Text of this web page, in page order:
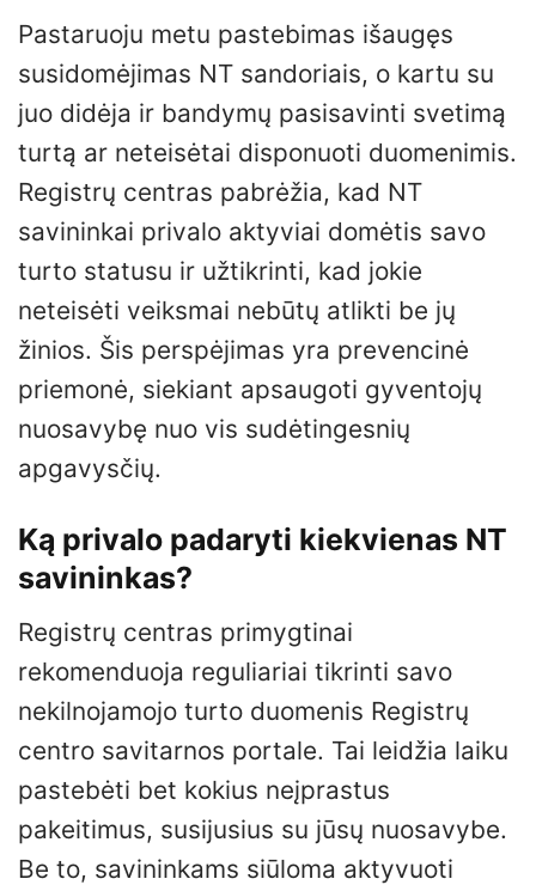
Pastaruoju metu pastebimas išaugęs
susidomėjimas NT sandoriais, o kartu su
juo didėja ir bandymų pasisavinti svetimą
turtą ar neteisėtai disponuoti duomenimis.
Registrų centras pabrėžia, kad NT
savininkai privalo aktyviai domėtis savo
turto statusu ir užtikrinti, kad jokie
neteisėti veiksmai nebūtų atlikti be jų
žinios. Šis perspėjimas yra prevencinė
priemonė, siekiant apsaugoti gyventojų
nuosavybę nuo vis sudėtingesnių
apgavysčių.
Ką privalo padaryti kiekvienas NT
savininkas?
Registrų centras primygtinai
rekomenduoja reguliariai tikrinti savo
nekilnojamojo turto duomenis Registrų
centro savitarnos portale. Tai leidžia laiku
pastebėti bet kokius neįprastus
pakeitimus, susijusius su jūsų nuosavybe.
Be to, savininkams siūloma aktyvuoti